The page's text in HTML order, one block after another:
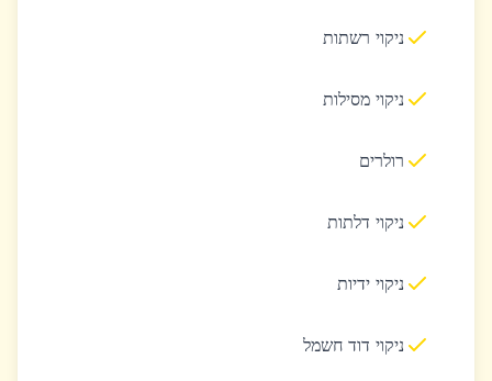
ניקוי רשתות
ניקוי מסילות
רולרים
ניקוי דלתות
ניקוי ידיות
ניקוי דוד חשמל